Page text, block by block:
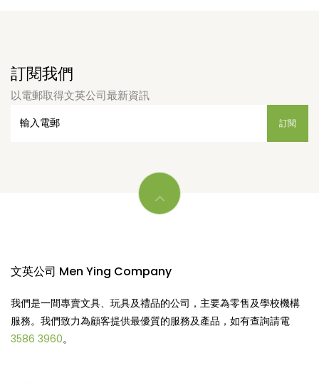
訂閱我們
以電郵取得文英公司最新資訊
文英公司 Men Ying Company
我們是一間專賣文具、玩具及禮品的公司，主要為零售及學校機構
服務。我們致力為顧客提供最優質的服務及產品，如有查詢請電
3586 3960。